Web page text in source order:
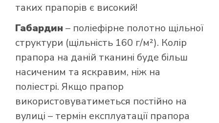
таких прапорів є високий!
Габардин – поліефірне полотно щільної
структури (щільність 160 г/м²). Колір
прапора на даній тканині буде більш
насиченим та яскравим, ніж на
поліестрі. Якщо прапор
використовуватиметься постійно на
вулиці – термін експлуатації прапора